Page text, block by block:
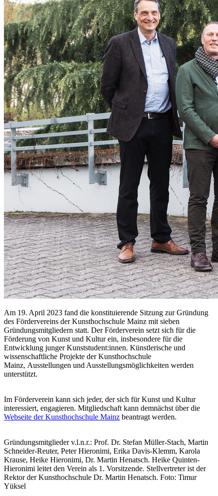
Am 19. April 2023 fand die konstituierende Sitzung zur Gründung
des Fördervereins der Kunsthochschule Mainz mit sieben
Gründungsmitgliedern statt. Der Förderverein setzt sich für die
Förderung von Kunst und Kultur ein, insbesondere für die
Entwicklung junger Kunststudent:innen. Künstlerische und
wissenschaftliche Projekte der Kunsthochschule
Mainz, Ausstellungen und Ausstellungsmöglichkeiten werden
unterstützt.
Im Förderverein kann sich jeder, der sich für Kunst und Kultur
interessiert, engagieren. Mitgliedschaft kann demnächst über die
Webseite der Kunsthochschule Mainz beantragt werden.
Gründungsmitglieder v.l.n.r.: Prof. Dr. Stefan Müller-Stach, Martin
Schneider-Reuter, Peter Hieronimi, Erika Davis-Klemm, Karola
Krause, Heike Hieronimi, Dr. Martin Henatsch. Heike Quinten-
Hieronimi leitet den Verein als 1. Vorsitzende. Stellvertreter ist der
Rektor der Kunsthochschule Dr. Martin Henatsch. Foto: Timur
Yüksel